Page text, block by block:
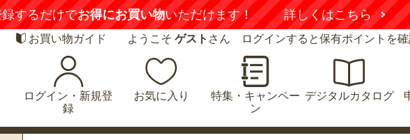
するだけでお得にお買い物いただけます！ 詳しくはこちら
お買い物ガイド ようこそ ゲスト さん ログインすると保有ポイントを確
ログイン・新規登
録
お気に入り
特集・キャンペー
ン
デジタルカタログ